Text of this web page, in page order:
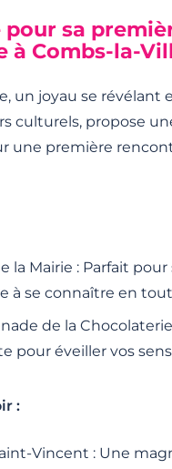
pour sa
à Combs-la-
un joyau se révélant
culturels, propose
une première
la Mairie : Parfait
à se connaître en
de la
pour éveiller vos
:
Vincent : Une